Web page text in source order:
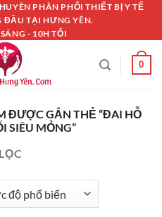
PHÂN PHỐI THIẾT BỊ Y TẾ
ĐẦU TẠI HƯNG YÊN.
- 10H TỐI
0
ĐƯỢC GẮN THẺ “ĐAI HỖ
SIÊU MỎNG”
LỌC